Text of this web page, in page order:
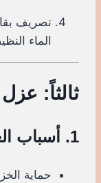
تصريف
الماء
ثالثاً:
1. أسباب العزل
حماية